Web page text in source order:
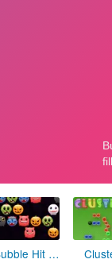
Bubble Hit Halloween